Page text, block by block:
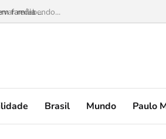
recebendo...
Brasil Mundo Paulo